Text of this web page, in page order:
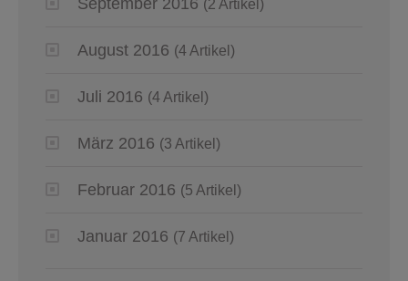
(2 Artikel)
August 2016 (4 Artikel)
Juli 2016 (4 Artikel)
März 2016 (3 Artikel)
Februar 2016 (5 Artikel)
Januar 2016 (7 Artikel)